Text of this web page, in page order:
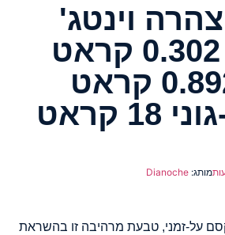
וינטג'
עם רובי 0.302 קראט
ויהלום 0.892 קראט
בזהב דו-גוני 18 קראט
מותג: Dianoche
על-זמני, טבעת מרהיבה זו בהשראת